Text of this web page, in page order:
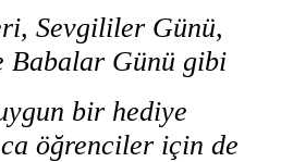
Sevgililer Günü,
Babalar Günü gibi
bir hediye
öğrenciler için de